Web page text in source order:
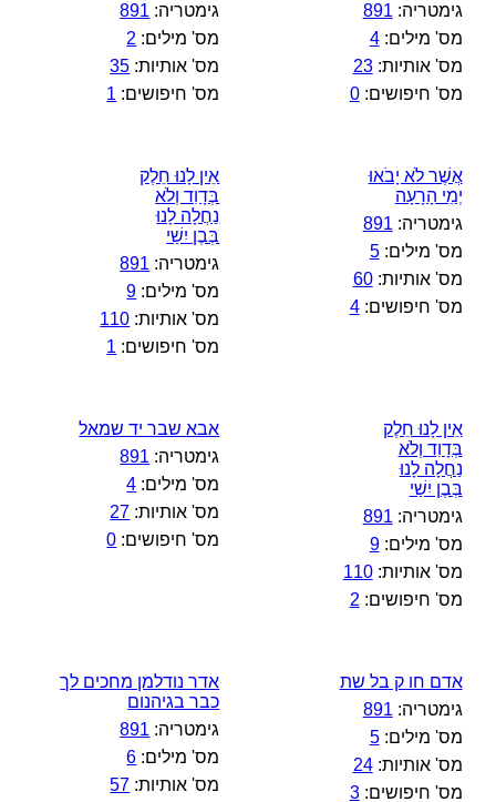
גימטריה: 891
מס' מילים:4
מס' אותיות:23
מס' חיפושים:0
גימטריה: 891
מס' מילים: 2
מס' אותיות: 35
מס' חיפושים: 1
אֲשֶׁר לֹא יָבֹאוּ
יְמֵי הָרָעָה
גימטריה: 891
מס' מילים:5
מס' אותיות:60
מס' חיפושים:4
אֵין לָנוּ חֵלֶק
בְּדָוִד וְלֹא
נַחֲלָה לָנוּ
בְּבֶן יִשַׁי
גימטריה: 891
מס' מילים: 9
מס' אותיות: 110
מס' חיפושים: 1
אֵין לָנוּ חֵלֶק
בְּדָוִד וְלֹא
נַחֲלָה לָנוּ
בְּבֶן יִשַׁי
גימטריה: 891
מס' מילים:9
מס' אותיות:110
מס' חיפושים: 2
אבא שבר יד שמאל
גימטריה: 891
מס' מילים: 4
מס' אותיות: 27
מס' חיפושים: 0
אדם חו ק בל שת
גימטריה: 891
מס' מילים:5
מס' אותיות:24
מס' חיפושים:3
אדר נודלמן מחכים לך
כבר בגיהנום
גימטריה: 891
מס' מילים: 6
מס' אותיות: 57